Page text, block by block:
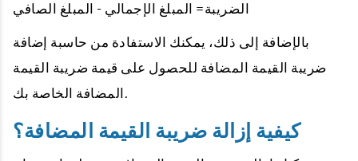
الضريبة= المبلغ الإجمالي - المبلغ الصافي
بالإضافة إلى ذلك، يمكنك الاستفادة من حاسبة إضافة
ضريبة القيمة المضافة للحصول على قيمة ضريبة القيمة
المضافة الخاصة بك.
كيفية إزالة ضريبة القيمة المضافة؟